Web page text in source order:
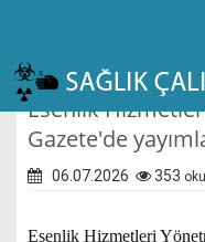
Esenlik
Gazete'de
06.07.2026 353
Esenlik Hizmetleri